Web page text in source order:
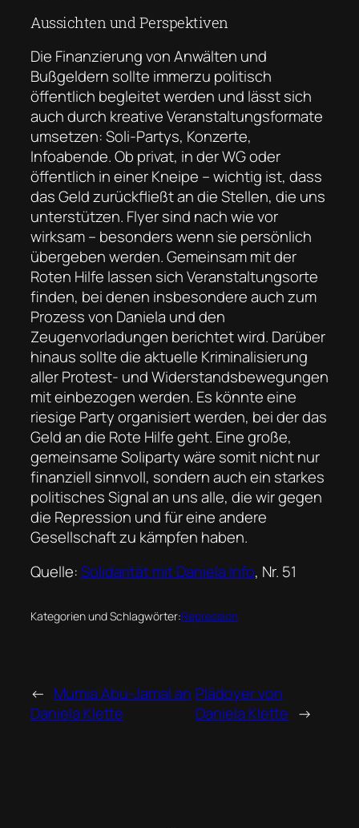
Aussichten und Perspektiven
Die Finanzierung von Anwälten und
Bußgeldern sollte immerzu politisch
öffentlich begleitet werden und lässt sich
auch durch kreative Veranstaltungsformate
umsetzen: Soli-Partys, Konzerte,
Infoabende. Ob privat, in der WG oder
öffentlich in einer Kneipe – wichtig ist, dass
das Geld zurückfließt an die Stellen, die uns
unterstützen. Flyer sind nach wie vor
wirksam – besonders wenn sie persönlich
übergeben werden. Gemeinsam mit der
Roten Hilfe lassen sich Veranstaltungsorte
finden, bei denen insbesondere auch zum
Prozess von Daniela und den
Zeugenvorladungen berichtet wird. Darüber
hinaus sollte die aktuelle Kriminalisierung
aller Protest- und Widerstandsbewegungen
mit einbezogen werden. Es könnte eine
riesige Party organisiert werden, bei der das
Geld an die Rote Hilfe geht. Eine große,
gemeinsame Soliparty wäre somit nicht nur
finanziell sinnvoll, sondern auch ein starkes
politisches Signal an uns alle, die wir gegen
die Repression und für eine andere
Gesellschaft zu kämpfen haben.
Quelle:Solidarität mit Daniela Info, Nr. 51
Kategorien und Schlagwörter:Repression
← Mumia Abu-Jamal an
Daniela Klette
Plädoyer von
Daniela Klette →